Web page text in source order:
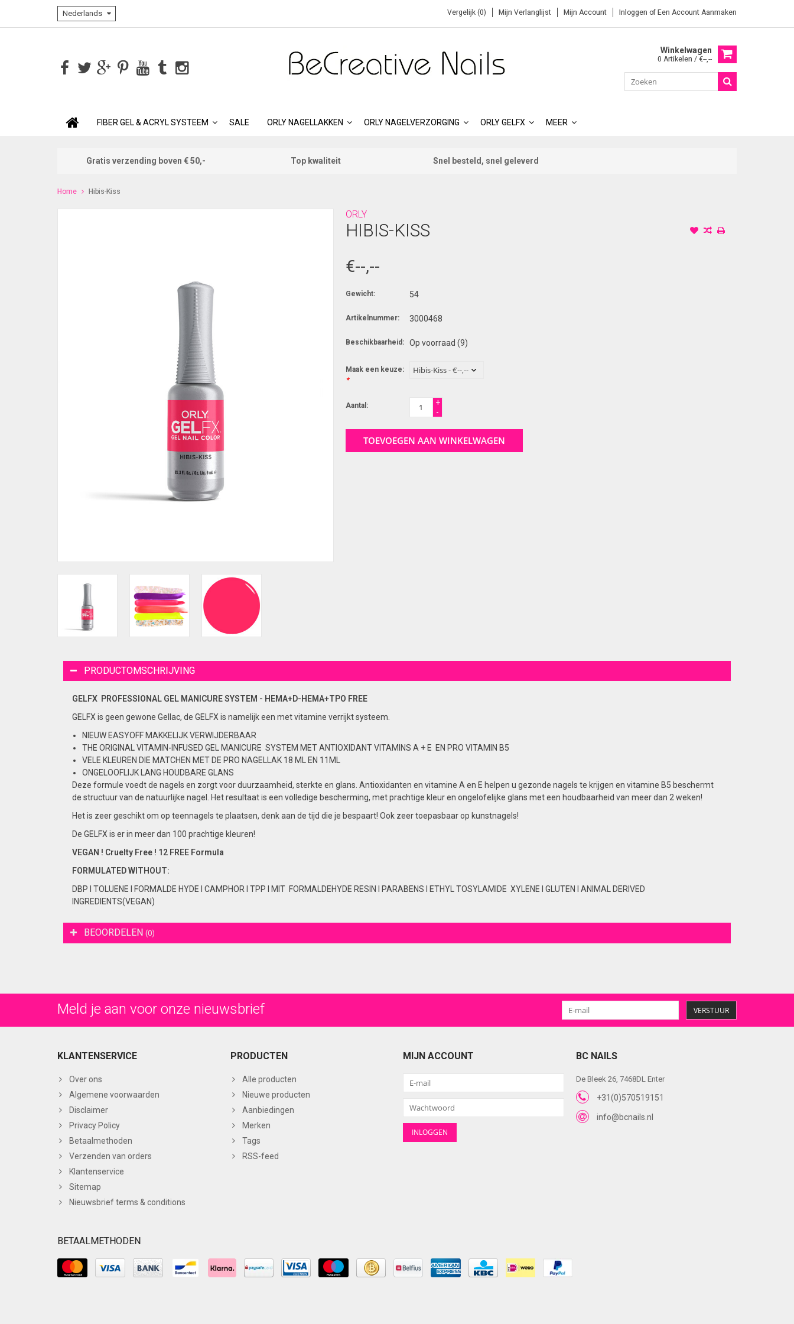
Nederlands Vergelijk (0) Mijn Verlanglijst Mijn Account Inloggen of Een Account Aanmaken
Winkelwagen
0 Artikelen / €--,--
FIBER GEL & ACRYL SYSTEEM SALE ORLY NAGELLAKKEN ORLY NAGELVERZORGING ORLY GELFX MEER
Gratis verzending boven € 50,- Top kwaliteit Snel besteld, snel geleverd
Home Hibis-Kiss
ORLY
HIBIS-KISS
€--,--
Gewicht: 54
Artikelnummer: 3000468
Beschikbaarheid: Op voorraad (9)
Maak een keuze:
*
Aantal:
+
-
TOEVOEGEN AAN WINKELWAGEN
PRODUCTOMSCHRIJVING
GELFX PROFESSIONAL GEL MANICURESYSTEM - HEMA+D-HEMA+TPO FREE
GELFX is geen gewone Gellac, de GELFX is namelijk een met vitamine verrijkt systeem.
NIEUW EASYOFF MAKKELIJK VERWIJDERBAAR
THE ORIGINAL VITAMIN-INFUSED GEL MANICURE SYSTEM MET ANTIOXIDANT VITAMINS A + E EN PRO VITAMIN B5
VELE KLEUREN DIE MATCHEN MET DE PRO NAGELLAK 18 ML EN 11ML
ONGELOOFLIJK LANG HOUDBARE GLANS
Deze formule voedt de nagels en zorgt voor duurzaamheid, sterkte en glans. Antioxidanten en vitamine A en E helpen u gezonde nagels te krijgen en vitamine B5 beschermt
de structuur van de natuurlijke nagel. Het resultaat is een volledige bescherming, met prachtige kleur en ongelofelijke glans met een houdbaarheid van meer dan 2 weken!
Het is zeer geschikt om op teennagels te plaatsen, denk aan de tijd die je bespaart! Ook zeer toepasbaar op kunstnagels!
De GELFX is er in meer dan 100 prachtige kleuren!
VEGAN ! Cruelty Free ! 12 FREE Formula
FORMULATEDWITHOUT:
DBP I TOLUENE I FORMALDE HYDE I CAMPHOR I TPP I MIT FORMALDEHYDE RESIN I PARABENS I ETHYL TOSYLAMIDE XYLENE I GLUTEN I ANIMAL DERIVED
INGREDIENTS(VEGAN)
BEOORDELEN (0)
Meld je aan voor onze nieuwsbrief VERSTUUR
KLANTENSERVICE
Over ons
Algemene voorwaarden
Disclaimer
Privacy Policy
Betaalmethoden
Verzenden van orders
Klantenservice
Sitemap
Nieuwsbrief terms & conditions
PRODUCTEN
Alle producten
Nieuwe producten
Aanbiedingen
Merken
Tags
RSS-feed
MIJN ACCOUNT BC NAILS
De Bleek 26, 7468DL Enter
+31(0)570519151
info@bcnails.nl
BETAALMETHODEN